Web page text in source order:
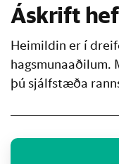
Áskrift
Heimildin er í
hagsmunaaðilum.
þú sjálfstæða